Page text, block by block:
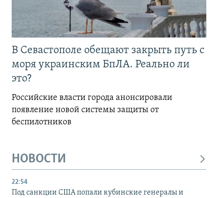
В Севастополе обещают закрыть путь с
моря украинским БпЛА. Реально ли
это?
Российские власти города анонсировали
появление новой системы защиты от
беспилотников
НОВОСТИ
22:54
Под санкции США попали кубинские генералы и